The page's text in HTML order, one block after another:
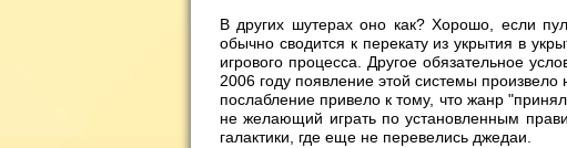
В других шутерах оно как? Хорошо, если
обычно сводится к перекату из укрытия в
игрового процесса. Другое обязательное
2006 году появление этой системы
послабление привело к тому, что жанр
не желающий играть по установленным
галактики, где еще не перевелись джедаи.